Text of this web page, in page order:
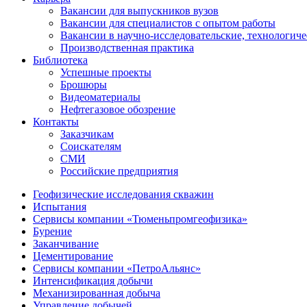
Вакансии для выпускников вузов
Вакансии для специалистов с опытом работы
Вакансии в научно-исследовательские,
Производственная практика
Библиотека
Успешные проекты
Брошюры
Видеоматериалы
Нефтегазовое обозрение
Контакты
Заказчикам
Соискателям
СМИ
Российские предприятия
Геофизические исследования скважин
Испытания
Сервисы компании «Тюменьпромгеофизика»
Бурение
Заканчивание
Цементирование
Сервисы компании «ПетроАльянс»
Интенсификация добычи
Механизированная добыча